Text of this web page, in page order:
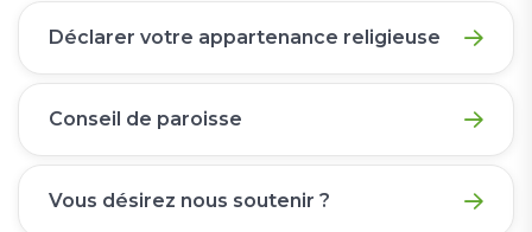
Déclarer votre appartenance religieuse
Conseil de paroisse
Vous désirez nous soutenir ?